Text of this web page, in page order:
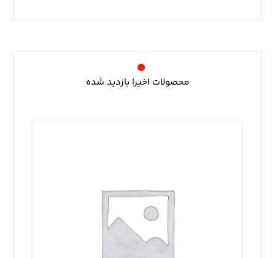
محصولات اخیرا بازدید شده